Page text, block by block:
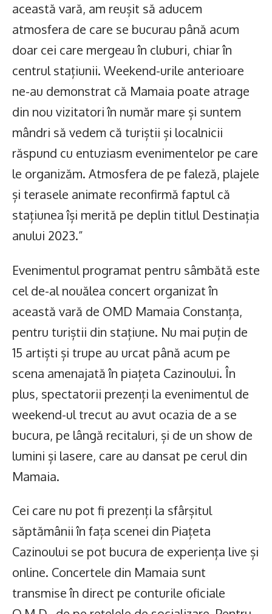
această vară, am reușit să aducem
atmosfera de care se bucurau până acum
doar cei care mergeau în cluburi, chiar în
centrul stațiunii. Weekend-urile anterioare
ne-au demonstrat că Mamaia poate atrage
din nou vizitatori în număr mare și suntem
mândri să vedem că turiștii și localnicii
răspund cu entuziasm evenimentelor pe care
le organizăm. Atmosfera de pe faleză, plajele
și terasele animate reconfirmă faptul că
stațiunea își merită pe deplin titlul Destinația
anului 2023.”
Evenimentul programat pentru sâmbătă este
cel de-al nouălea concert organizat în
această vară de OMD Mamaia Constanța,
pentru turiștii din stațiune. Nu mai puțin de
15 artiști și trupe au urcat până acum pe
scena amenajată în piațeta Cazinoului. În
plus, spectatorii prezenți la evenimentul de
weekend-ul trecut au avut ocazia de a se
bucura, pe lângă recitaluri, și de un show de
lumini și lasere, care au dansat pe cerul din
Mamaia.
Cei care nu pot fi prezenți la sfârșitul
săptămânii în fața scenei din Piațeta
Cazinoului se pot bucura de experiența live și
online. Concertele din Mamaia sunt
transmise în direct pe conturile oficiale